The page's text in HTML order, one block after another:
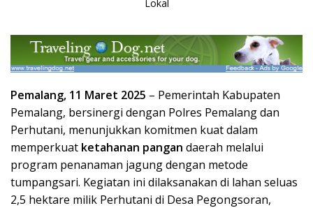
Pemalang, 11 Maret 2025 – Pemerintah Kabupaten
Pemalang, bersinergi dengan Polres Pemalang dan
Perhutani, menunjukkan komitmen kuat dalam
memperkuat ketahanan pangan daerah melalui
program penanaman jagung dengan metode
tumpangsari. Kegiatan ini dilaksanakan di lahan seluas
2,5 hektare milik Perhutani di Desa Pegongsoran,